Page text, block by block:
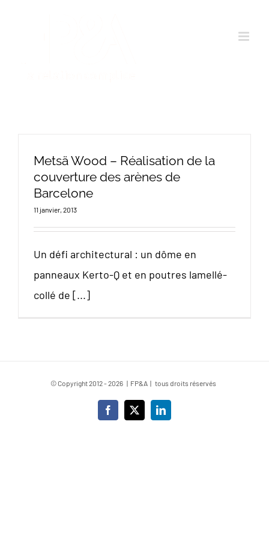
Metsä Wood – Réalisation de la
couverture des arènes de
Barcelone
11 janvier, 2013
Un défi architectural : un dôme en
panneaux Kerto-Q et en poutres lamellé-
collé de [...]
© Copyright 2012 -2026 | FP&A | tous droits réservés
Facebook
X LinkedIn